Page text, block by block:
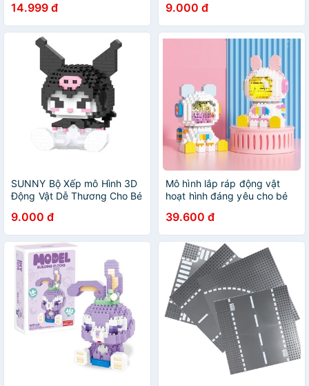
14.999 đ
Bé brick hunter
9.000 đ
SUNNY Bộ Xếp mô Hình 3D
Động Vật Dễ Thương Cho Bé
9.000 đ
Mô hình lắp ráp động vật
hoạt hình đáng yêu cho bé
Thương Cho Bé Bearbrick
hunter
39.600 đ